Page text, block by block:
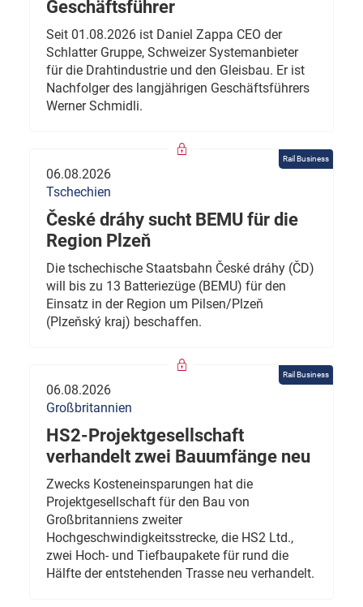
Geschäftsführer
Seit 01.08.2026 ist Daniel Zappa CEO der
Schlatter Gruppe, Schweizer Systemanbieter
für die Drahtindustrie und den Gleisbau. Er ist
Nachfolger des langjährigen Geschäftsführers
Werner Schmidli.
Rail Business
06.08.2026
Tschechien
České dráhy sucht BEMU für die
Region Plzeň
Die tschechische Staatsbahn České dráhy (ČD)
will bis zu 13 Batteriezüge (BEMU) für den
Einsatz in der Region um Pilsen/Plzeň
(Plzeňský kraj) beschaffen.
Rail Business
06.08.2026
Großbritannien
HS2-Projektgesellschaft
verhandelt zwei Bauumfänge neu
Zwecks Kosteneinsparungen hat die
Projektgesellschaft für den Bau von
Großbritanniens zweiter
Hochgeschwindigkeitsstrecke, die HS2 Ltd.,
zwei Hoch- und Tiefbaupakete für rund die
Hälfte der entstehenden Trasse neu verhandelt.